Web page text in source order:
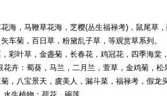
海，马鞭草花海，芝樱(丛生福禄考)，鼠尾草
矢车菊，百日草，粉黛乱子草，等观赏草系
彩叶草，金盏菊，长春花，鸡冠花，四季海棠
：蜀葵，马兰，二月兰，萱草，金鸡菊，松
，八宝景天，虞美人，漏斗菜，福禄考，假龙